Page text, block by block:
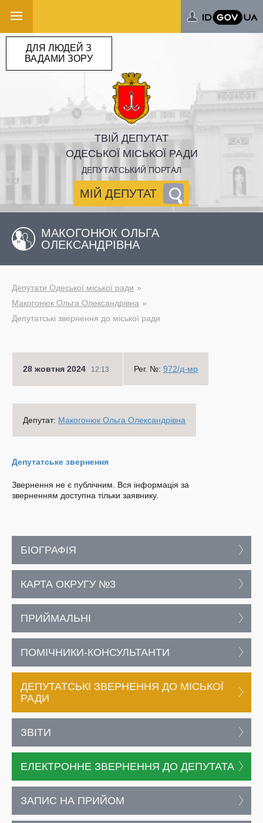
ТВІЙ ДЕПУТАТ
ОДЕСЬКОЇ МІСЬКОЇ РАДИ
ДЕПУТАТСЬКИЙ ПОРТАЛ
МІЙ ДЕПУТАТ
ДЛЯ ЛЮДЕЙ З
ВАДАМИ ЗОРУ
МАКОГОНЮК ОЛЬГА
ОЛЕКСАНДРІВНА
Депутати Одеської міської ради
Макогонюк Ольга Олександрівна
Депутатські звернення до міської ради
28 жовтня 2024 12:13 Рег. №: 972/д-мр
Депутат: Макогонюк Ольга Олександрівна
Депутатське звернення
Звернення не є публічним. Вся інформація за
зверненням доступна тільки заявнику.
БІОГРАФІЯ
КАРТА ОКРУГУ №3
ПРИЙМАЛЬНІ
ПОМІЧНИКИ-КОНСУЛЬТАНТИ
ДЕПУТАТСЬКІ ЗВЕРНЕННЯ ДО МІСЬКОЇ
РАДИ
ЗВІТИ
ЕЛЕКТРОННЕ ЗВЕРНЕННЯ ДО ДЕПУТАТА
ЗАПИС НА ПРИЙОМ